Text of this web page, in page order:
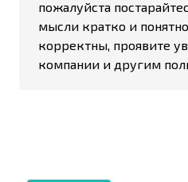
пожалуйста
мысли кратко и
корректны, проявите
компании и другим